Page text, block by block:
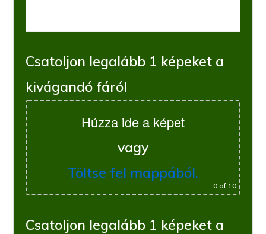
Csatoljon legalább 1 képeket a
kivágandó fáról
Húzza ide a képet
vagy
Töltse fel mappából.
0of 10
Csatoljon legalább 1 képeket a